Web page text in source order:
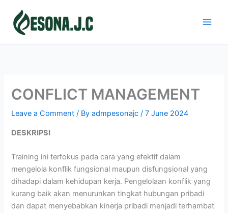
content
CONFLICT MANAGEMENT
Leave a Comment / Byadmpesonajc/7 June 2024
DESKRIPSI
Training ini terfokus pada cara yang efektif dalam
mengelola konflik fungsional maupun disfungsional yang
dihadapi dalam kehidupan kerja. Pengelolaan konflik yang
kurang baik akan menurunkan tingkat hubungan pribadi
dan dapat menyebabkan kinerja pribadi menjadi terhambat